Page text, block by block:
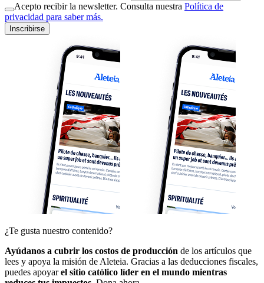
Acepto recibir la newsletter. Consulta nuestra Política de
privacidad para saber más.
Inscribirse
¿Te gusta nuestro contenido?
Ayúdanos a cubrir los costos de producción de los artículos que
lees y apoya la misión de Aleteia. Gracias a las deducciones fiscales,
puedes apoyarel sitio católico líder en el mundo mientras